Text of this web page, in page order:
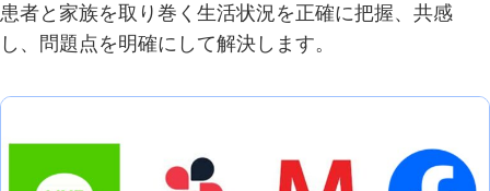
患者と家族を取り巻く生活状況を正確に把握、共感
し、問題点を明確にして解決します。